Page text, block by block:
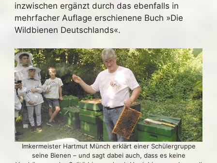
inzwischen ergänzt durch das ebenfalls in
mehrfacher Auflage erschienene Buch »Die
Wildbienen Deutschlands«.
Imkermeister Hartmut Münch erklärt einer Schülergruppe
seine Bienen – und sagt dabei auch, dass es keine